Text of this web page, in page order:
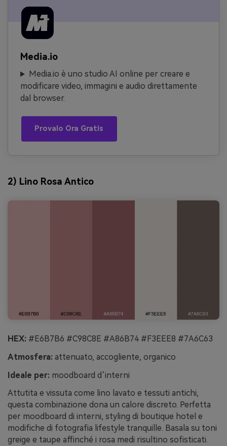
Media.io
Media.io è uno studio AI online per creare e
modificare video, immagini e audio direttamente
dal browser.
Provalo Ora Gratis
2) Lino Rosa Antico
HEX: #E6B7B6 #C98C8E #A86B74 #F3EEE8 #7A6C63
Atmosfera: attenuato, accogliente, organico
Ideale per: moodboard d’interni
Attutita e vissuta come lino lavato e tessuti antichi,
questa combinazione dona un calore discreto. Perfetta
per moodboard di interni, styling di boutique hotel e
modifiche di fotografia lifestyle tranquille. Basala su toni
greige e taupe affinché i rosa medi risultino sofisticati.